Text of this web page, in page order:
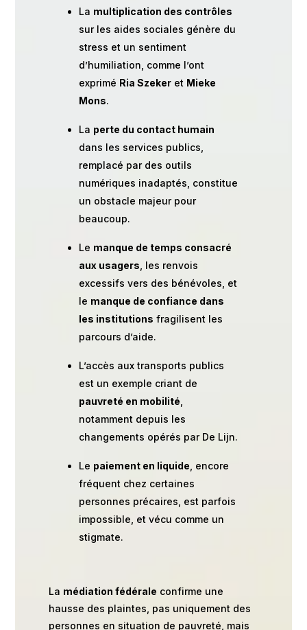
La multiplication des contrôles
sur les aides sociales génère du
stress et un sentiment
d’humiliation, comme l’ont
exprimé Ria Szekeret Mieke
Mons.
La perte du contact humain
dans les services publics,
remplacé par des outils
numériques inadaptés, constitue
un obstacle majeur pour
beaucoup.
Le manque de temps consacré
aux usagers , les renvois
excessifs vers des bénévoles, et
le manque de confiance dans
les institutions fragilisent les
parcours d’aide.
L’accès aux transports publics
est un exemple criant de
pauvreté en mobilité
notamment depuis les
changements opérés par De Lijn.
Le paiement en liquide , encore
fréquent chez certaines
personnes précaires, est parfois
impossible, et vécu comme un
stigmate.
La médiation fédérale confirme une
hausse des plaintes, pas uniquement des
personnes en situation de pauvreté, mais